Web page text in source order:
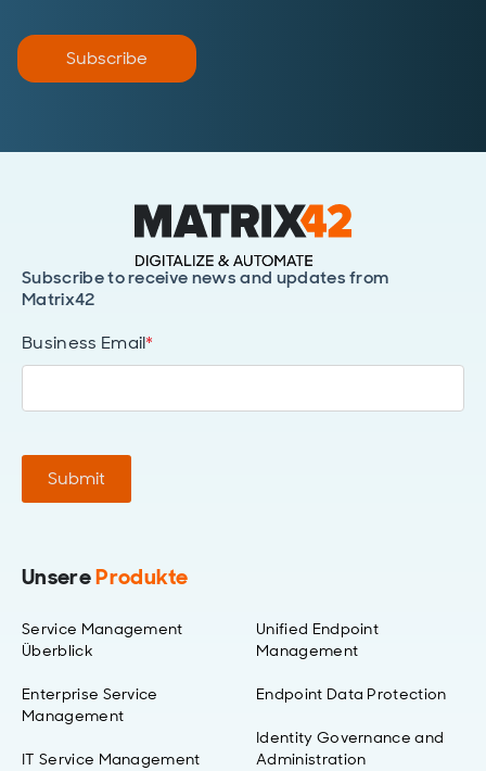
Subscribe
Subscribe to receive news and updates from
Matrix42
Business Email*
Submit
UnsereProdukte
Service Management
Überblick
Enterprise Service
Management
IT Service Management
Unified Endpoint
Management
Endpoint Data Protection
Identity Governance and
Administration